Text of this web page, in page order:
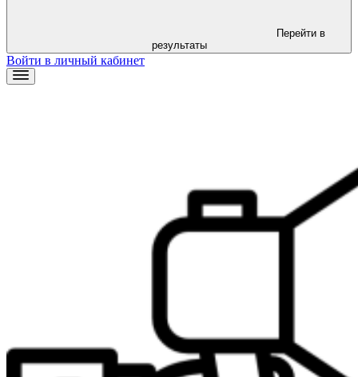
результаты
Войти в личный кабинет